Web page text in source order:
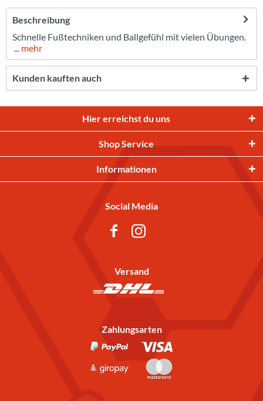
Beschreibung
Schnelle Fußtechniken und Ballgefühl mit vielen Übungen.
... mehr
Kunden kauften auch
Hier erreichst du uns
Shop Service
Informationen
Social Media
Versand
Zahlungsarten